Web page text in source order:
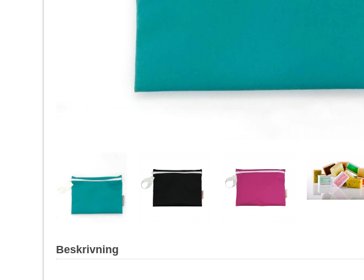
Beskrivning